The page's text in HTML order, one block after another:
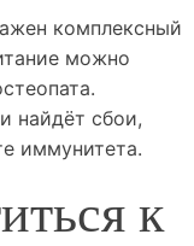
комплексный
можно
найдёт сбои,
иммунитета.
к